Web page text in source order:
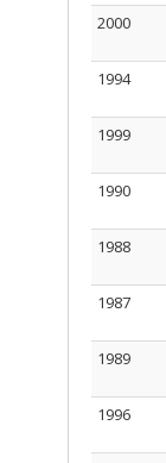
2000
1994
1999
1990
1988
1987
1989
1996